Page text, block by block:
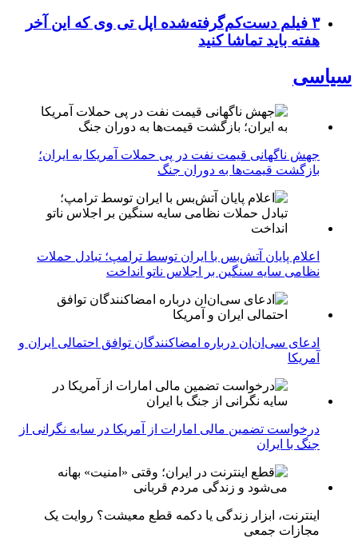
۳ فیلم دست‌کم‌گرفته‌شده اپل تی وی که این آخر
هفته باید تماشا کنید
سیاسی
جهش ناگهانی قیمت نفت در پی حملات آمریکا به ایران؛
بازگشت قیمت‌ها به دوران جنگ
اعلام پایان آتش‌بس با ایران توسط ترامپ؛ تبادل حملات
نظامی سایه سنگین بر اجلاس ناتو انداخت
ادعای سی‌ان‌ان درباره امضاکنندگان توافق احتمالی ایران و
آمریکا
درخواست تضمین مالی امارات از آمریکا در سایه نگرانی از
جنگ با ایران
اینترنت، ابزار زندگی یا دکمه قطع معیشت؟ روایت یک
مجازات جمعی